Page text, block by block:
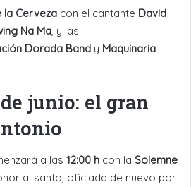
la Cerveza con el cantante David
Na Ma, y las
Dorada Band y Maquinaria
junio: el gran
a las 12:00 h con la Solemne
al santo, oficiada de nuevo por